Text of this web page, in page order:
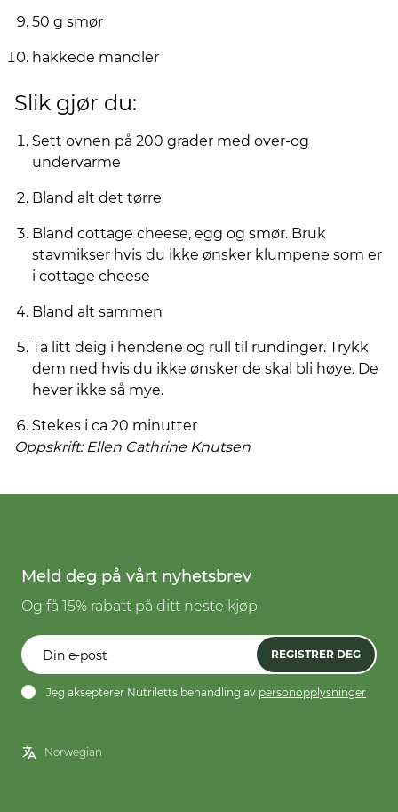
50 g smør
hakkede mandler
Slik gjør du:
Sett ovnen på 200 grader med over-og
undervarme
Bland alt det tørre
Bland cottage cheese, egg og smør. Bruk
stavmikser hvis du ikke ønsker klumpene som er
i cottage cheese
Bland alt sammen
Ta litt deig i hendene og rull til rundinger. Trykk
dem ned hvis du ikke ønsker de skal bli høye. De
hever ikke så mye.
Stekes i ca 20 minutter
Oppskrift: Ellen Cathrine Knutsen
Meld deg på vårt nyhetsbrev
Og få 15% rabatt på ditt neste kjøp
REGISTRER DEG
Jeg aksepterer Nutriletts behandling av personopplysninger